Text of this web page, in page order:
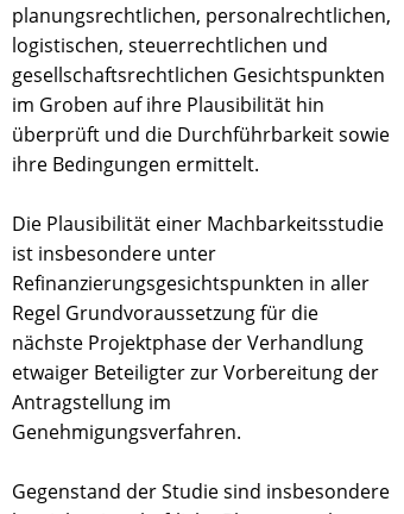
planungsrechtlichen, personalrechtlichen,
logistischen, steuerrechtlichen und
gesellschaftsrechtlichen Gesichtspunkten
im Groben auf ihre Plausibilität hin
überprüft und die Durchführbarkeit sowie
ihre Bedingungen ermittelt.
Die Plausibilität einer Machbarkeitsstudie
ist insbesondere unter
Refinanzierungsgesichtspunkten in aller
Regel Grundvoraussetzung für die
nächste Projektphase der Verhandlung
etwaiger Beteiligter zur Vorbereitung der
Antragstellung im
Genehmigungsverfahren.
Gegenstand der Studie sind insbesondere